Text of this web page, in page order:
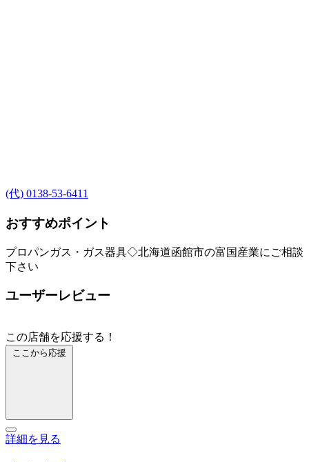
(代) 0138-53-6411
おすすめポイント
プロパンガス・ガス器具◇北海道函館市の富国産業にご相談
下さい
ユーザーレビュー
この店舗を応援する！
ここから応援
詳細を見る